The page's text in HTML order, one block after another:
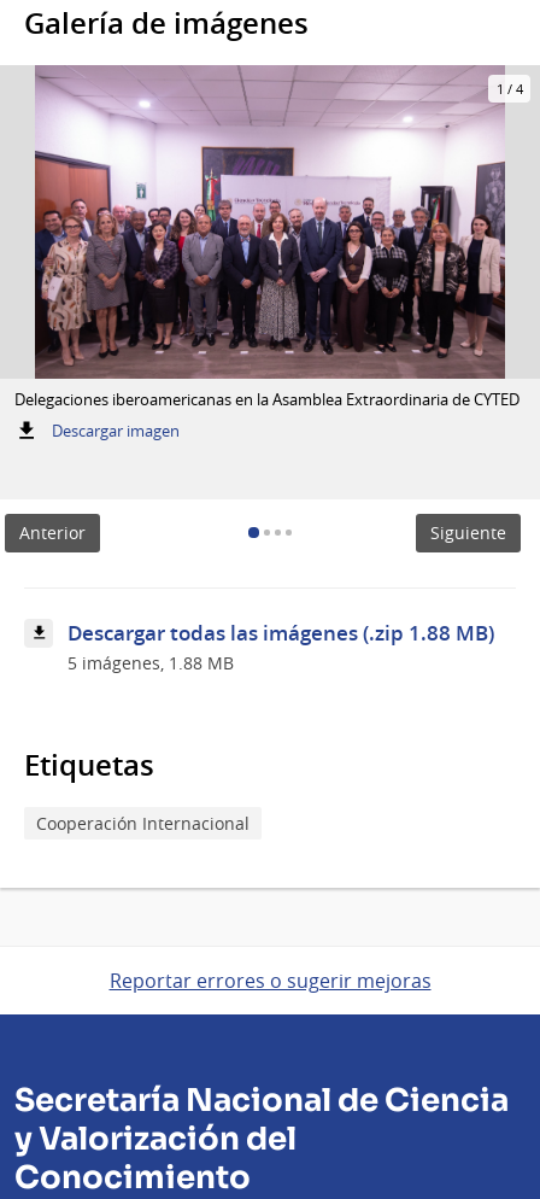
Galería de imágenes
1 / 4
Delegaciones iberoamericanas en la Asamblea Extraordinaria de CYTED
Descargar imagen:
Anterior Siguiente
Descargar todas las imágenes (.zip 1.88 MB)
5 imágenes, 1.88 MB
Etiquetas
Cooperación Internacional
Reportar errores o sugerir mejoras
Secretaría Nacional de Ciencia
y Valorización del
Conocimiento